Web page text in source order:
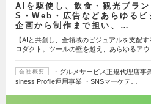
AIを駆使し、飲食・観光ブラ
S・Web・広告などあらゆるビ
企画から制作まで担い、…
【AIと共創し、全領域のビジュアルを支配
ロダクト。ツールの壁を越え、あらゆるアウ
会社概要
・グルメサービス正規代理店事
siness Profile運用事業 ・SNSマーケテ…